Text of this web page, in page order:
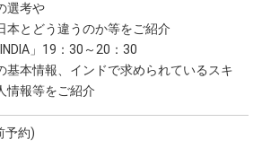
選考や
本とどう違うのか等をご紹介
」19：30～20：30
基本情報、インドで求められているスキ
情報等をご紹介
予約)